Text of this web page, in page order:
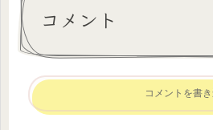
コメント
コメントを書